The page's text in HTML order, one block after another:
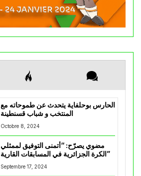
الحارس بوحلفاية يتحدث عن طموحاته مع
المنتخب و شباب قسنطينة
Octobre 8, 2024
مضوي يصرّح: “أتمنى التوفيق لممثلي
الكرة الجزائرية في المسابقات القارية”
Septembre 17, 2024